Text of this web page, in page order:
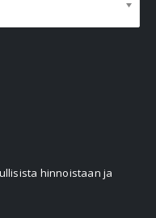
hinnoistaan ja